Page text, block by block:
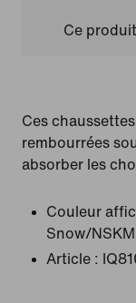
Ce
Ces
rembourrées
absorber les
Couleur
Snow/
Article :